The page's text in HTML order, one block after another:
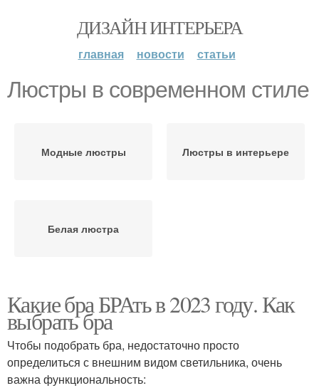
ДИЗАЙН ИНТЕРЬЕРА
главная новости статьи
Люстры в современном стиле
Модные люстры Люстры в интерьере
Белая люстра
Какие бра БРАть в 2023 году. Как
выбрать бра
Чтобы подобрать бра, недостаточно просто
определиться с внешним видом светильника, очень
важна функциональность: